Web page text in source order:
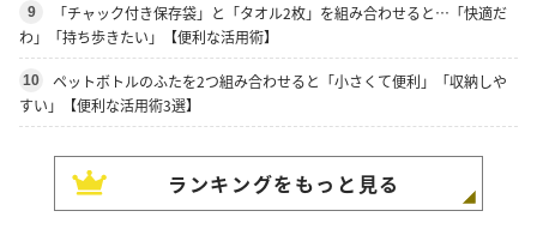
9
「チャック付き保存袋」と「タオル2枚」を組み合わせると…「快適だ
わ」「持ち歩きたい」【便利な活用術】
10
ペットボトルのふたを2つ組み合わせると「小さくて便利」「収納しや
すい」【便利な活用術3選】
ランキングをもっと見る